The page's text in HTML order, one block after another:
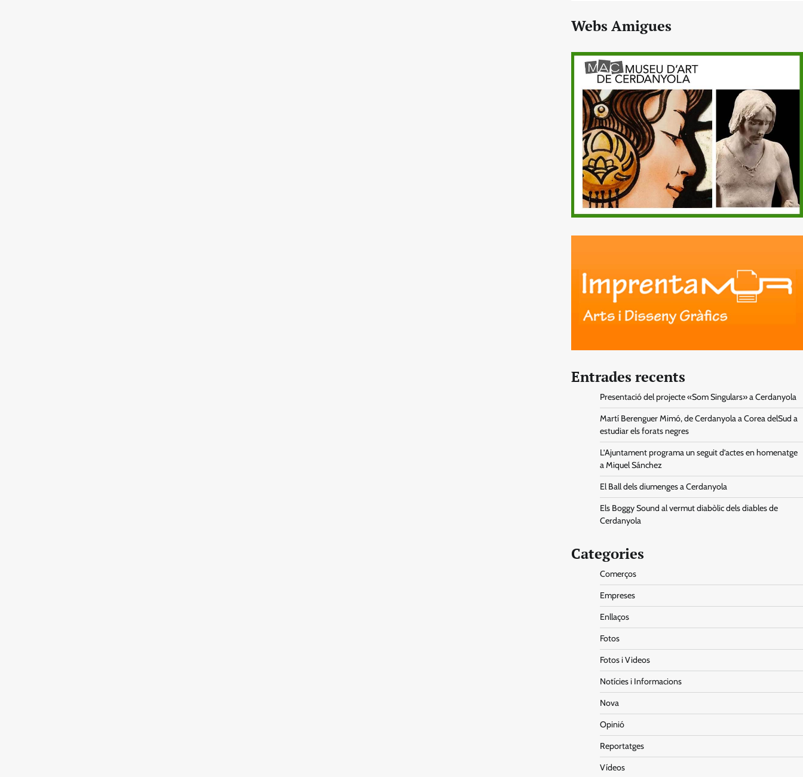
Webs Amigues
Entrades recents
Presentació del projecte «Som Singulars» a Cerdanyola
Martí Berenguer Mimó, de Cerdanyola a Corea delSud a
estudiar els forats negres
L’Ajuntament programa un seguit d’actes en homenatge
a Miquel Sánchez
El Ball dels diumenges a Cerdanyola
Els Boggy Sound al vermut diabòlic dels diables de
Cerdanyola
Categories
Comerços
Empreses
Enllaços
Fotos
Fotos i Videos
Notícies i Informacions
Nova
Opinió
Reportatges
Vídeos